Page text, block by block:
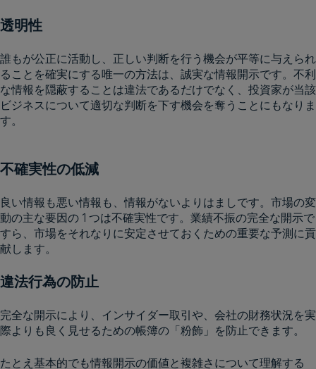
透明性
誰もが公正に活動し、正しい判断を行う機会が平等に与えられ
ることを確実にする唯一の方法は、誠実な情報開示です。不利
な情報を隠蔽することは違法であるだけでなく、投資家が当該
ビジネスについて適切な判断を下す機会を奪うことにもなりま
す。
不確実性の低減
良い情報も悪い情報も、情報がないよりはましです。市場の変
動の主な要因の 1 つは不確実性です。業績不振の完全な開示で
すら、市場をそれなりに安定させておくための重要な予測に貢
献します。
違法行為の防止
完全な開示により、インサイダー取引や、会社の財務状況を実
際よりも良く見せるための帳簿の「粉飾」を防止できます。
たとえ基本的でも情報開示の価値と複雑さについて理解する